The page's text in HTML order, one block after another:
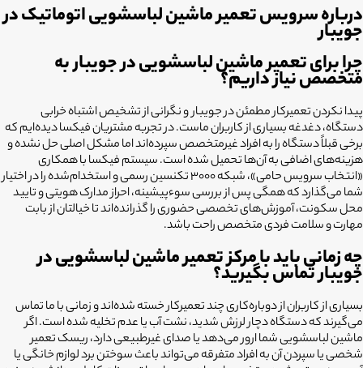
درباره سرویس تعمیر ماشین لباسشویی اتوماتیک در
جویبار
چرا برای تعمیر ماشین لباسشویی در جویبار به
متخصص نیاز داریم؟
پیدا نکردن تعمیرکار مطمئن در جویبار و نگرانی از تشخیص اشتباه خرابی
دستگاه، دغدغه بسیاری از کاربران ماست. در تجربه مشتریان فیکسا دیده‌ایم که
برخی قبلاً دستگاه را به افراد غیرمتخصص سپرده‌اند اما مشکل اصلی حل نشده و
هزینه‌های اضافی به آن‌ها تحمیل شده است. سیستم فیکسا با همکاری
«انتخاب سرویس حامی»، شبکه ۳۰۰۰ تکنسین رسمی و استخدام‌شده را در اختیار
شما می‌گذارد که همگی پس از بررسی سوءپیشینه، احراز مدارک هویتی و تایید
محل سکونت، آموزش‌های تخصصی حضوری را گذرانده‌اند تا خیالتان از بابت
مهارت و سلامت فردی متخصص راحت باشد.
چه زمانی باید با مرکز تعمیر ماشین لباسشویی در
جویبار تماس بگیرید؟
بسیاری از کاربران از دوباره‌کاری چند تعمیرکار خسته شده‌اند و زمانی با ما تماس
می‌گیرند که دستگاه دچار لرزش شدید، نشت آب یا عدم تخلیه شده است. اگر
ماشین لباسشویی شما ارور می‌دهد یا صدای غیرطبیعی دارد، ریسک تعمیر
شخصی یا سپردن آن به افراد متفرقه می‌تواند باعث سوختن برد لوازم خانگی یا